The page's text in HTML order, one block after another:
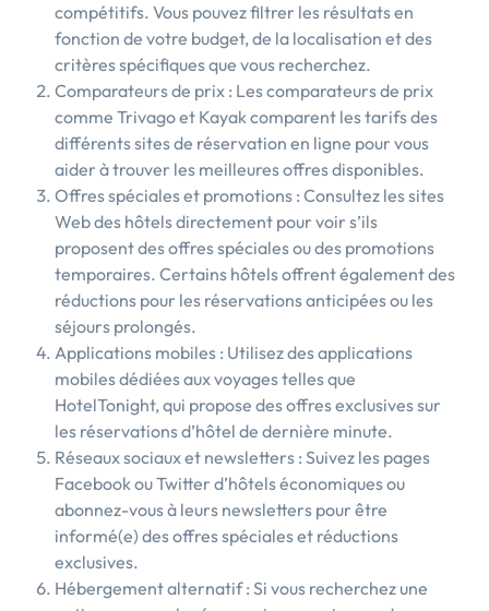
compétitifs. Vous pouvez filtrer les résultats en
fonction de votre budget, de la localisation et des
critères spécifiques que vous recherchez.
Comparateurs de prix : Les comparateurs de prix
comme Trivago et Kayak comparent les tarifs des
différents sites de réservation en ligne pour vous
aider à trouver les meilleures offres disponibles.
Offres spéciales et promotions : Consultez les sites
Web des hôtels directement pour voir s’ils
proposent des offres spéciales ou des promotions
temporaires. Certains hôtels offrent également des
réductions pour les réservations anticipées ou les
séjours prolongés.
Applications mobiles : Utilisez des applications
mobiles dédiées aux voyages telles que
HotelTonight, qui propose des offres exclusives sur
les réservations d’hôtel de dernière minute.
Réseaux sociaux et newsletters : Suivez les pages
Facebook ou Twitter d’hôtels économiques ou
abonnez-vous à leurs newsletters pour être
informé(e) des offres spéciales et réductions
exclusives.
Hébergement alternatif : Si vous recherchez une